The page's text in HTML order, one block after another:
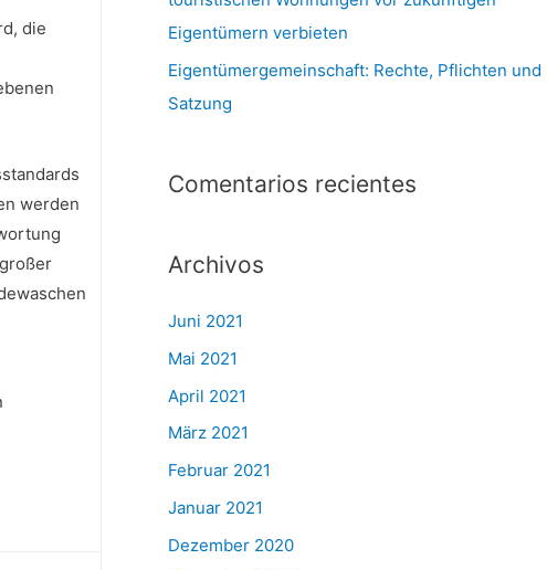
die
werden
Eigentümern verbieten
Eigentümergemeinschaft: Rechte, Pflichten und
Satzung
Comentarios recientes
Archivos
Juni 2021
Mai 2021
April 2021
März 2021
Februar 2021
Januar 2021
Dezember 2020